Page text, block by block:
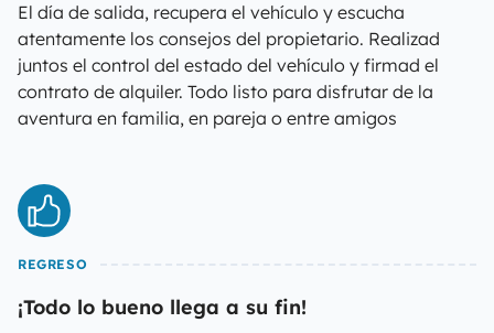
El día de salida, recupera el vehículo y escucha
atentamente los consejos del propietario. Realizad
juntos el control del estado del vehículo y firmad el
contrato de alquiler. Todo listo para disfrutar de la
aventura en familia, en pareja o entre amigos
REGRESO
¡Todo lo bueno llega a su fin!